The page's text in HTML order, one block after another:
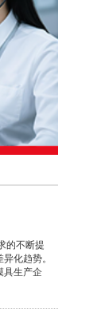
不断提
化趋势。
具生产企